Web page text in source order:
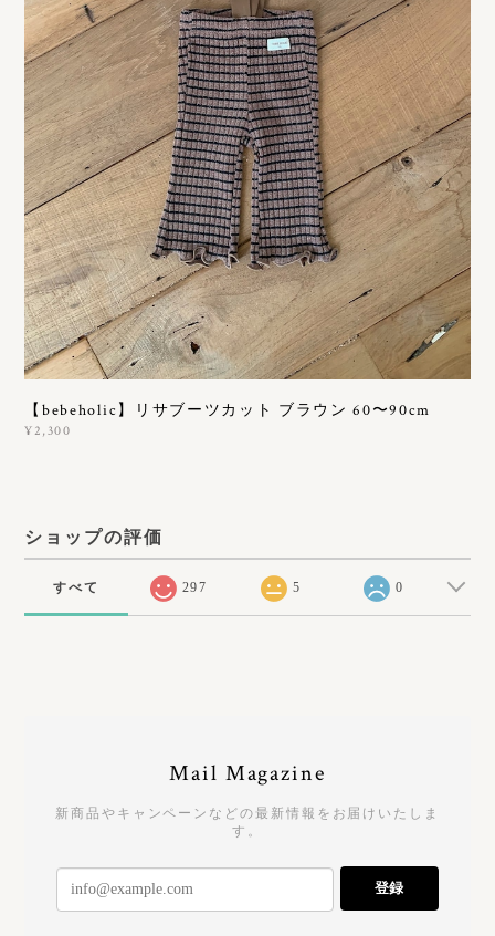
【bebeholic】リサブーツカット ブラウン 60〜90cm
¥2,300
ショップの評価
すべて 297 5 0
Mail Magazine
新商品やキャンペーンなどの最新情報をお届けいたしま
す。
登録